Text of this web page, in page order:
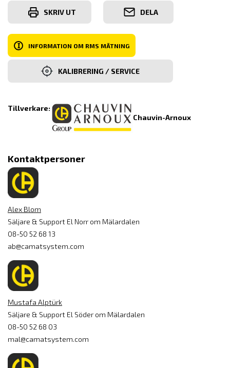
SKRIV UT DELA
I INFORMATION OM RMS MÄTNING
KALIBRERING / SERVICE
Tillverkare:
Chauvin-Arnoux
Kontaktpersoner
Alex Blom
Säljare & Support El Norr om Mälardalen
08-50 52 68 13
ab@camatsystem.com
Mustafa Alptürk
Säljare & Support El Söder om Mälardalen
08-50 52 68 03
mal@camatsystem.com